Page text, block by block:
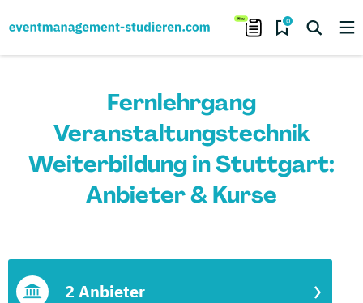
0
Fernlehrgang
Veranstaltungstechnik
Weiterbildung in Stuttgart:
Anbieter & Kurse
2 Anbieter